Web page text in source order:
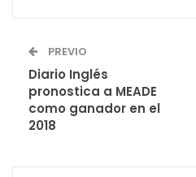
PREVIO
Diario Inglés
pronostica a MEADE
como ganador en el
2018